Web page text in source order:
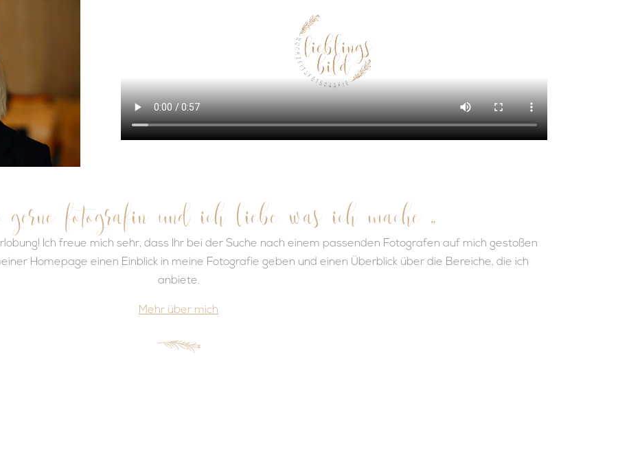
fotografin und ich liebe was ich mache „
Ich freue mich sehr, dass Ihr bei der Suche nach einem passenden Fotografen auf mich gestoßen
Homepage einen Einblick in meine Fotografie geben und einen Überblick über die Bereiche, die ich
anbiete.
Mehr über mich